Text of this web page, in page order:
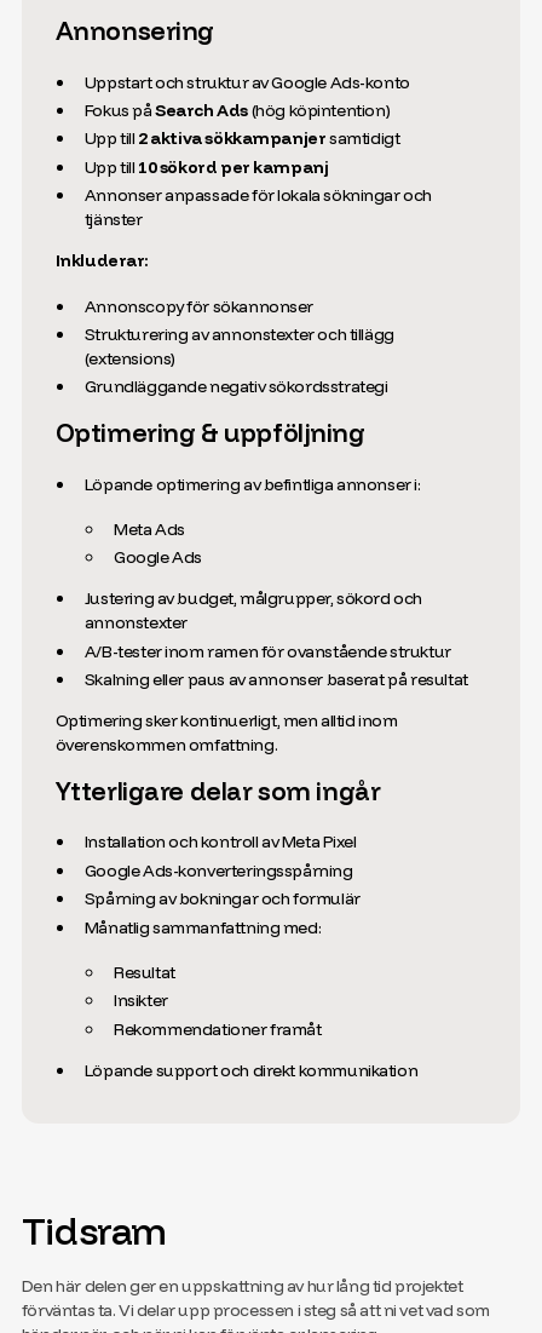
Annonsering
Uppstart och struktur av Google Ads-konto
Fokus påSearch Ads(hög köpintention)
Upp till 2 aktiva sökkampanjersamtidigt
Upp till 10 sökord per kampanj
Annonser anpassade för lokala sökningar och
tjänster
Inkluderar:
Annonscopy för sökannonser
Strukturering av annonstexter och tillägg
(extensions)
Grundläggande negativ sökordsstrategi
Optimering & uppföljning
Löpande optimering av befintliga annonser i:
Meta Ads
Google Ads
Justering av budget, målgrupper, sökord och
annonstexter
A/B-tester inom ramen för ovanstående struktur
Skalning eller paus av annonser baserat på resultat
Optimering sker kontinuerligt, men alltid inom
överenskommen omfattning.
Ytterligare delar som ingår
Installation och kontroll av Meta Pixel
Google Ads-konverteringsspårning
Spårning av bokningar och formulär
Månatlig sammanfattning med:
Resultat
Insikter
Rekommendationer framåt
Löpande support och direkt kommunikation
Tidsram
Den här delen ger en uppskattning av hur lång tid projektet
förväntas ta. Vi delar upp processen i steg så att ni vet vad som